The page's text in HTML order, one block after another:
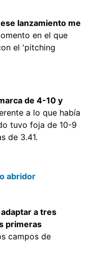
lanzamiento me
en el que
el 'pitching
de 4-10 y
a lo que había
tuvo foja de 10-9
de 3.41.
abridor
a tres
primeras
campos de